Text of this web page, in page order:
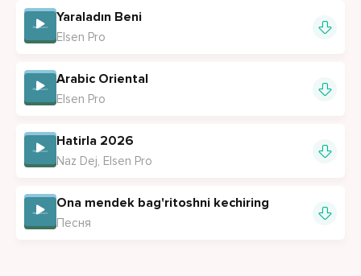
Mındurin derkum, jipevin teyintin.
Yaraladın Beni
Elsen Pro
Arabic Oriental
Elsen Pro
Hatirla 2026
Naz Dej, Elsen Pro
Ona mendek bag'ritoshni kechiring
Песня